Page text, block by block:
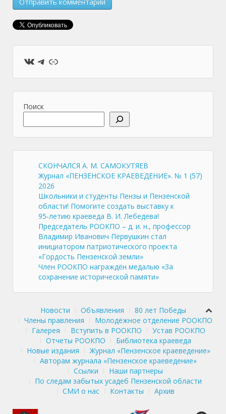
ВКонтакте
Telegram
Ссылка
Поиск
СКОНЧАЛСЯ А. М. САМОКУТЯЕВ
Журнал «ПЕНЗЕНСКОЕ КРАЕВЕДЕНИЕ». № 1 (57)
2026
Школьники и студенты Пензы и Пензенской
области! Помогите создать выставку к
95‑летию краеведа В. И. Лебедева!
Председатель РООКПО – д. и. н., профессор
Владимир Иванович Первушкин стал
инициатором патриотического проекта
«Гордость Пензенской земли»
Член РООКПО награждён медалью «За
сохранение исторической памяти»
Новости Объявления
80 лет Победы
Члены правления
Молодёжное отделение РООКПО
Галерея
Вступить в РООКПО
Устав РООКПО
Отчеты РООКПО
Библиотека краеведа
Новые издания
Журнал «Пензенское краеведение»
Авторам журнала «Пензенское краеведение»
Ссылки
Наши партнеры
По следам забытых усадеб Пензенской области
СМИ о нас
Контакты Архив